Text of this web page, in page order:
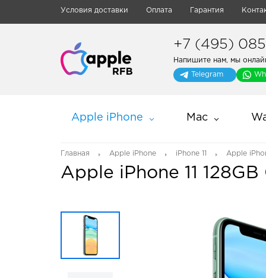
Условия доставки Оплата Гарантия
+7 (495) 085-
Напишите нам, мы
Telegram
Apple iPhone Mac
Главная Apple iPhone iPhone 11 Apple
Apple iPhone 11 128GB